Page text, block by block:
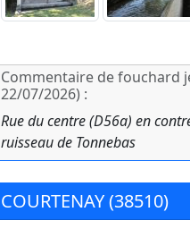
Commentaire de fouchard
22/07/2026) :
Rue du centre (D56a) en
ruisseau de Tonnebas
COURTENAY (38510)